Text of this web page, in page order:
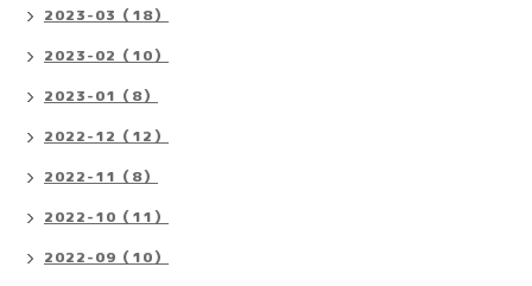
2023-03（18）
2023-02（10）
2023-01（8）
2022-12（12）
2022-11（8）
2022-10（11）
2022-09（10）